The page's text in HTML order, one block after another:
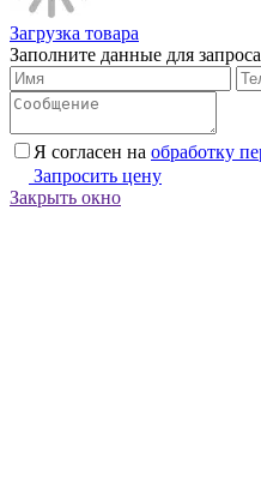
Загрузка товара
Заполните данные для
Я согласен на обработку
Запросить цену
Закрыть окно